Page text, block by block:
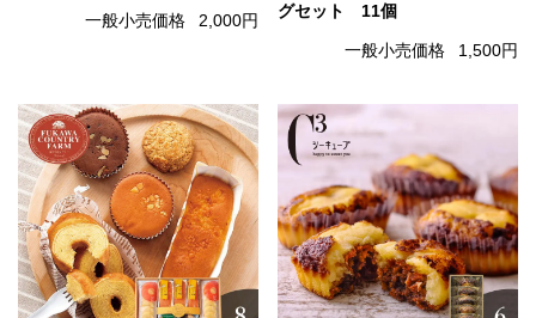
一般小売価格 2,000円
グセット 11個
一般小売価格 1,500円